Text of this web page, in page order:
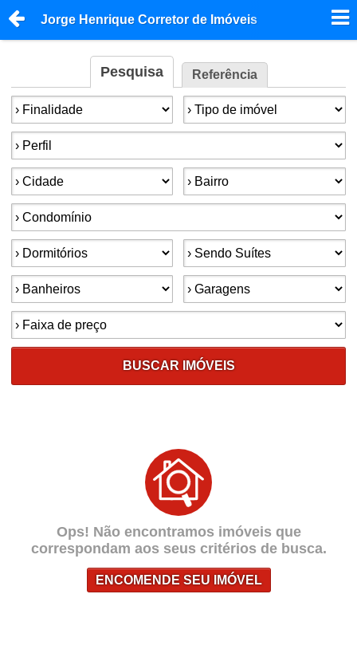
Jorge Henrique Corretor de Imóveis
Pesquisa Referência
Finalidade: Tipo de imóvel:
Perfil:
Cidade: Bairro:
Condomínios:
Dormitórios: Suítes:
Banheiros: Garagens:
Faixa de preço:
BUSCAR IMÓVEIS
Ops! Não encontramos imóveis que
correspondam aos seus critérios de busca.
ENCOMENDE SEU IMÓVEL